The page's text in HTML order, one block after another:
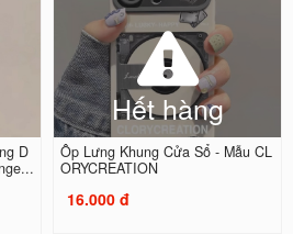
D
Hết hàng
Ốp Lưng Khung Cửa Sổ - Mẫu CL
ORYCREATION
16.000 đ